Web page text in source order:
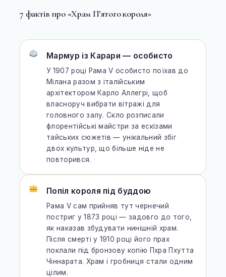
7 фактів про «Храм П’ятого короля»
Мармур із Карари — особисто
У 1907 році Рама V особисто поїхав до
Мілана разом з італійським
архітектором Карло Аллегрі, щоб
власноруч вибрати вітражі для
головного залу. Скло розписали
флорентійські майстри за ескізами
тайських сюжетів — унікальний збіг
двох культур, що більше ніде не
повторився.
Попіл короля під буддою
Рама V сам прийняв тут чернечий
постриг у 1873 році — задовго до того,
як наказав збудувати нинішній храм.
Після смерті у 1910 році його прах
поклали під бронзову копію Пхра Пхутта
Чіннарата. Храм і гробниця стали одним
цілим.